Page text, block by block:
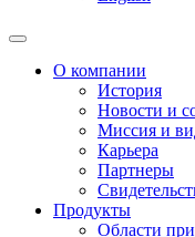
О компании
История
Новости и
Миссия и
Карьера
Партнеры
Продукты
Области